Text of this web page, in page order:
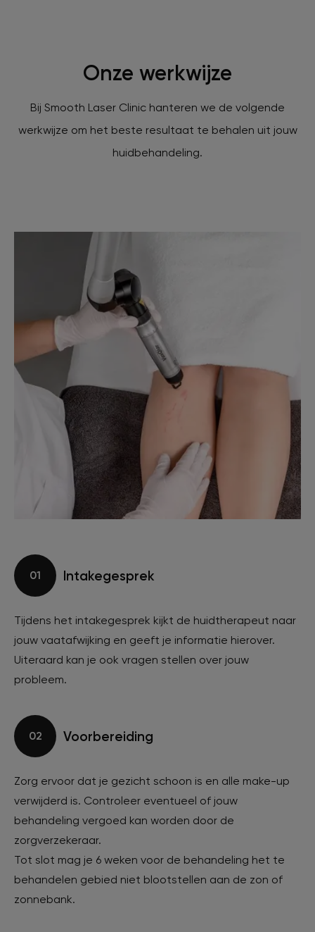
Onze werkwijze
Bij Smooth Laser Clinic hanteren we de volgende
werkwijze om het beste resultaat te behalen uit jouw
huidbehandeling.
01 Intakegesprek
Tijdens het intakegesprek kijkt de huidtherapeut naar
jouw vaatafwijking en geeft je informatie hierover.
Uiteraard kan je ook vragen stellen over jouw
probleem.
02 Voorbereiding
Zorg ervoor dat je gezicht schoon is en alle make-up
verwijderd is. Controleer eventueel of jouw
behandeling vergoed kan worden door de
zorgverzekeraar.
Tot slot mag je 6 weken voor de behandeling het te
behandelen gebied niet blootstellen aan de zon of
zonnebank.